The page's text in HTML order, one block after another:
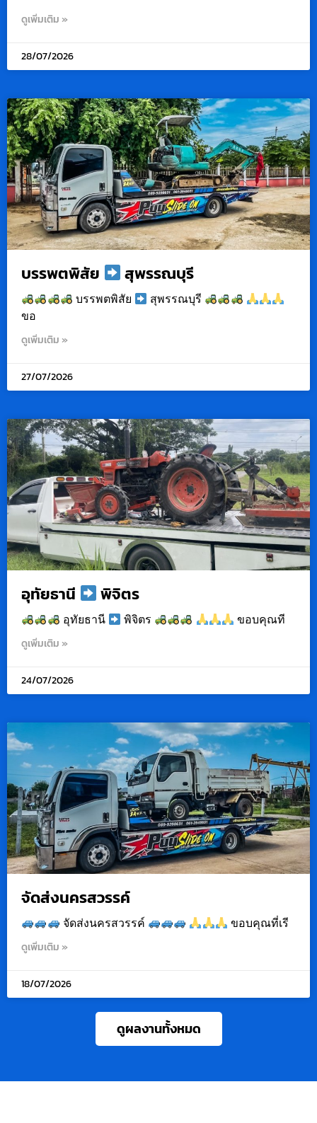
ดูเพิ่มเติม »
28/07/2026
บรรพตพิสัย สุพรรณบุรี
บรรพตพิสัย
สุพรรณบุรี
ขอ
ดูเพิ่มเติม »
27/07/2026
อุทัยธานี พิจิตร
อุทัยธานี พิจิตร ขอบคุณที
ดูเพิ่มเติม »
24/07/2026
จัดส่งนครสวรรค์
จัดส่งนครสวรรค์ ขอบคุณที่เรี
ดูเพิ่มเติม »
18/07/2026
ดูผลงานทั้งหมด